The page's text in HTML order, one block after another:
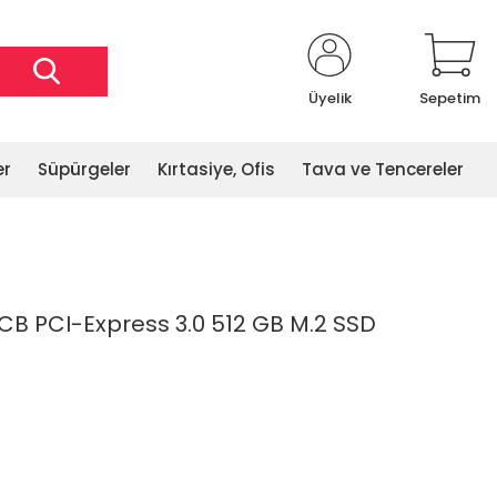
Üyelik Sepetim
Süpürgeler Kırtasiye, Ofis Tava ve Tencereler
PCI-Express 3.0 512 GB M.2 SSD